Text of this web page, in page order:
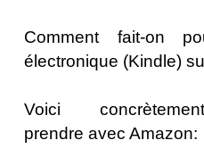
Comment fait-on
électronique (Kindle)
Voici
prendre avec Amazon: